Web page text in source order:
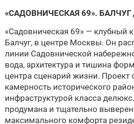
«САДОВНИЧЕСКАЯ 69».
«Садовническая 69» — клубный
Балчуг, в центре Москвы. Он
линии Садовнической
вода, архитектура и тишина
центра сценарий жизни. Проект
камерность исторического
инфраструктурой класса
продумана и тщательно
максимального комфорта